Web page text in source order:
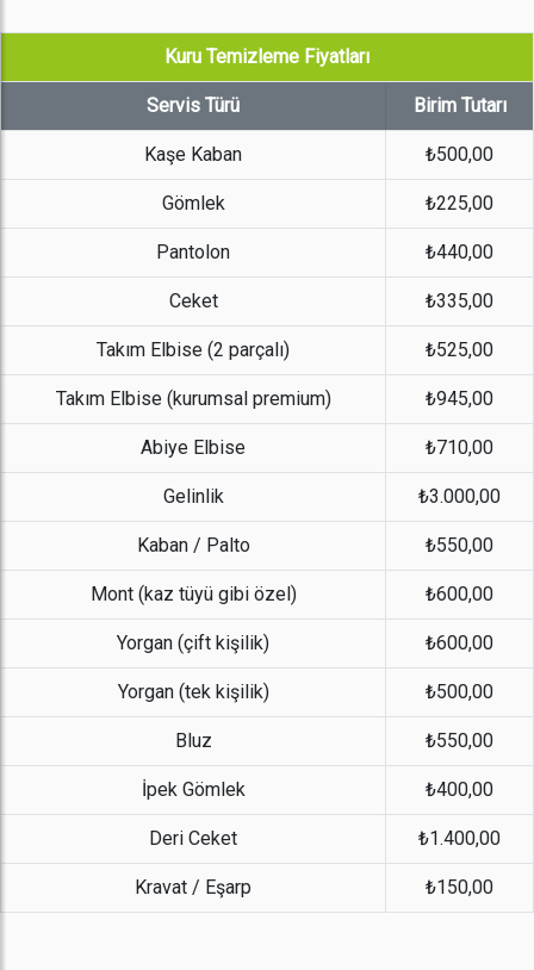
Kuru Temizleme Fiyatları
Servis Türü Birim Tutarı
Kaşe Kaban ₺500,00
Gömlek ₺225,00
Pantolon ₺440,00
Ceket ₺335,00
Takım Elbise (2 parçalı) ₺525,00
Takım Elbise (kurumsal premium) ₺945,00
Abiye Elbise ₺710,00
Gelinlik ₺3.000,00
Kaban / Palto ₺550,00
Mont (kaz tüyü gibi özel) ₺600,00
Yorgan (çift kişilik) ₺600,00
Yorgan (tek kişilik) ₺500,00
Bluz ₺550,00
İpek Gömlek ₺400,00
Deri Ceket ₺1.400,00
Kravat / Eşarp ₺150,00